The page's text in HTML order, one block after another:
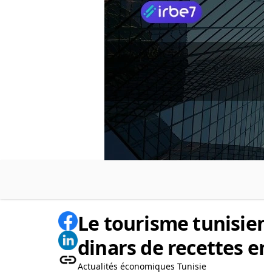
Le tourisme
dinars de recettes
Actualités économiques Tunisie